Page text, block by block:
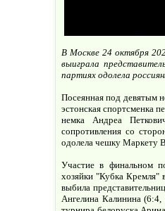
В Москве 24 октября
выиграла
партиях одолела
Посеянная под девятым
эстонская спортсменка
немка Андреа
сопротивления со
одолела чешку Маркету
Участие в финальном
хозяйки "Кубка Кремля"
выбила
Ангелина Калинина (6:4,